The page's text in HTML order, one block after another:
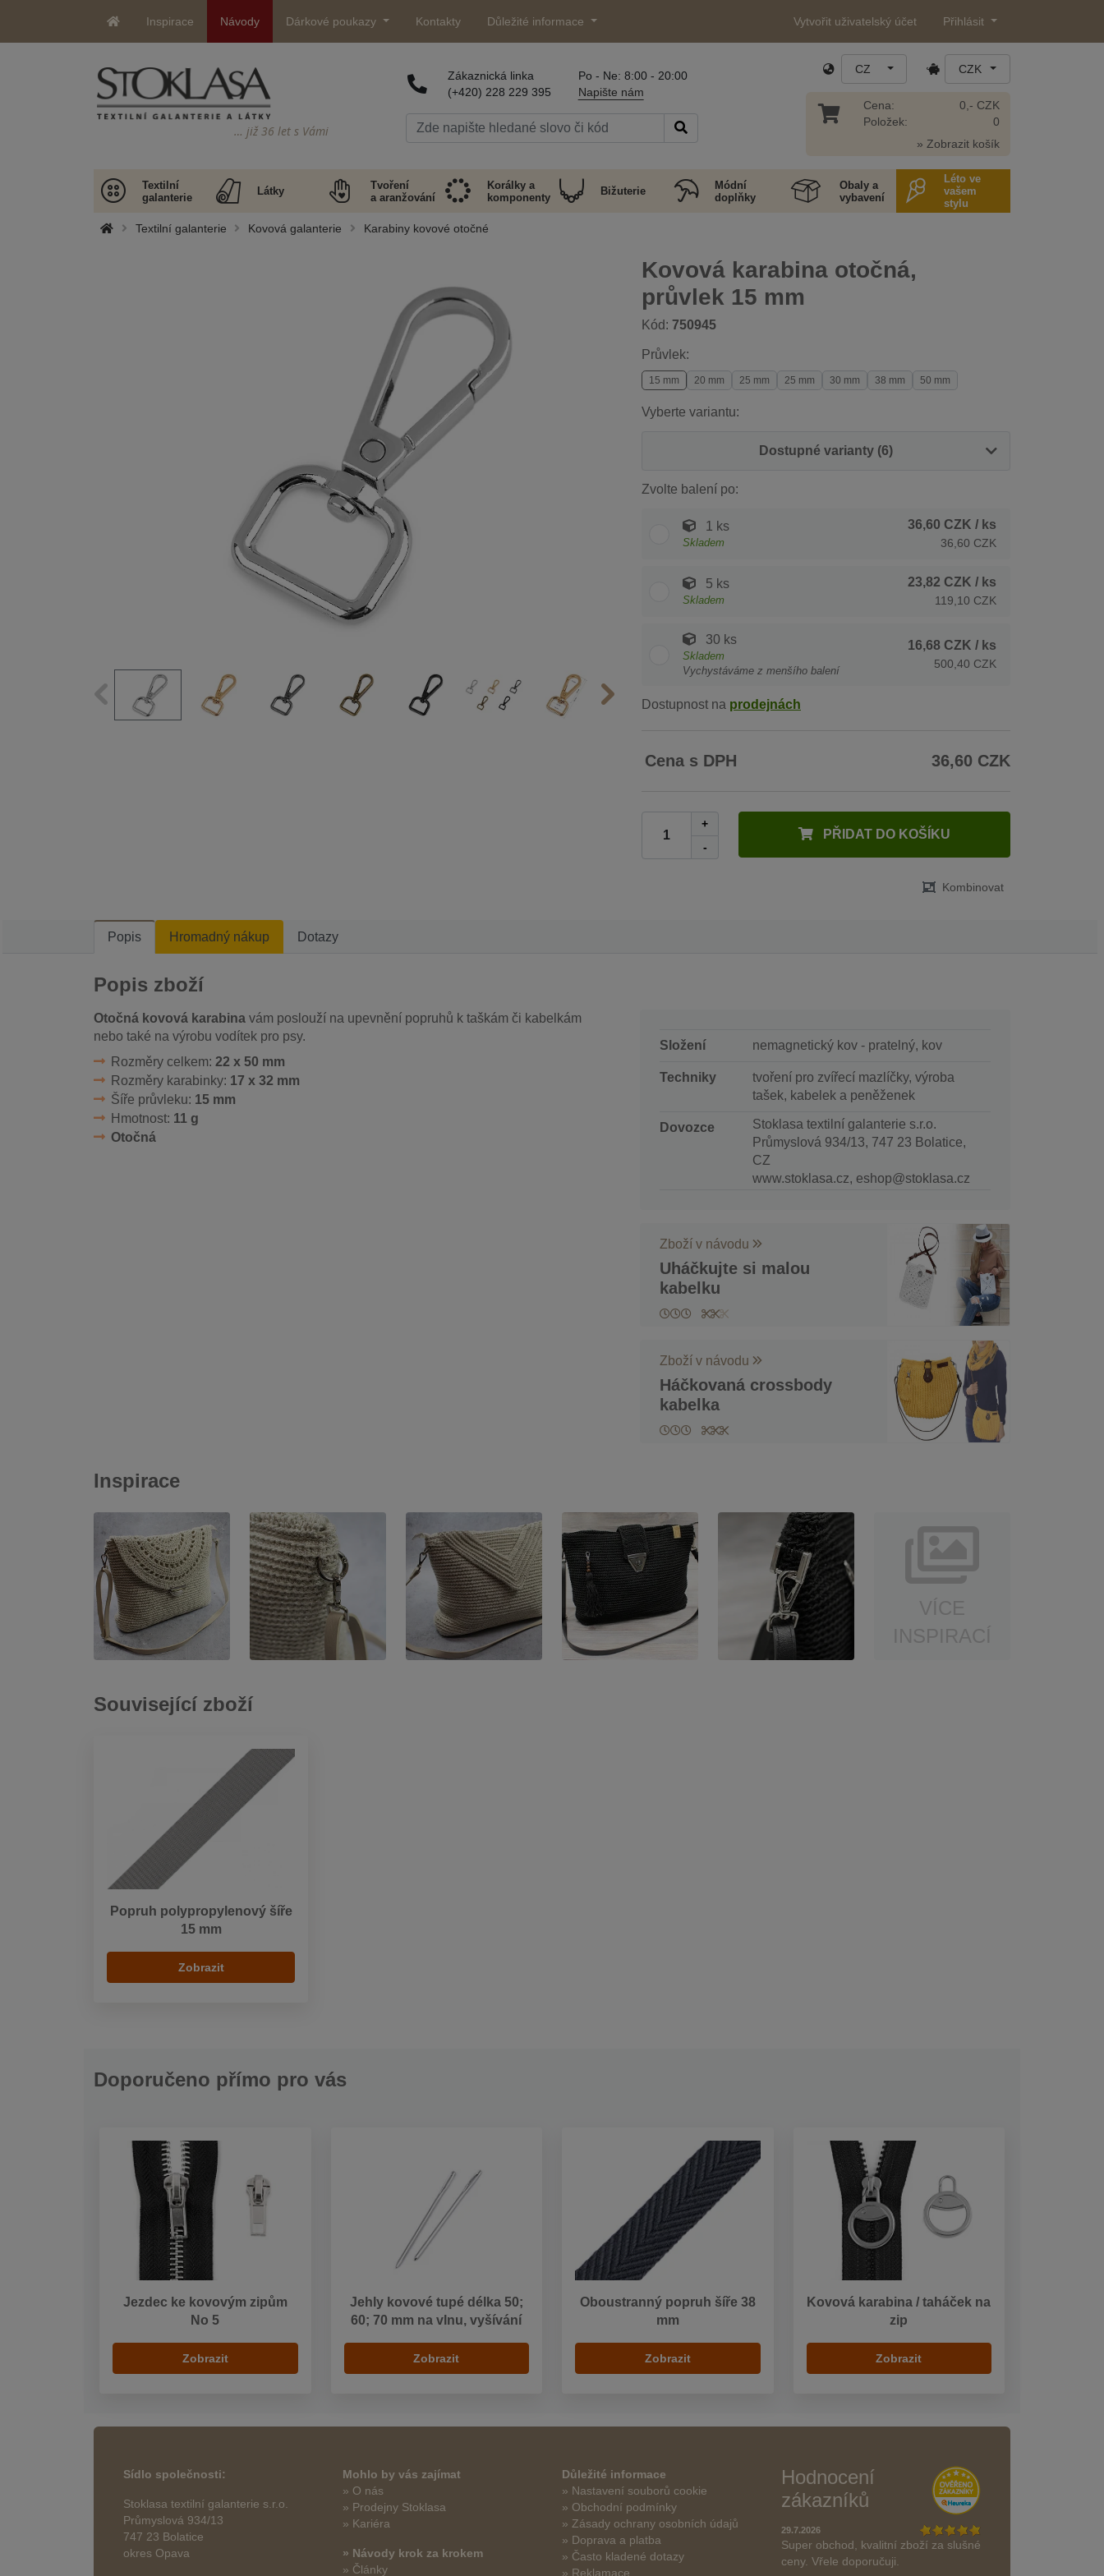
Inspirace Návody Dárkové poukazy Kontakty Důležité informace Vytvořit uživatelský účet Přihlásit
… již 36 let s Vámi
Zákaznická linka
(+420) 228 229 395
Po - Ne: 8:00 - 20:00
Napište nám
CZ CZK
Cena:
Položek:
0,- CZK
0
» Zobrazit košík
Textilní
galanterie
Látky
Tvoření
a aranžování
Korálky a
komponenty
Bižuterie
Módní
doplňky
Obaly a
vybavení
Léto ve
vašem
stylu
Textilní galanterie Kovová galanterie Karabiny kovové otočné
Kovová karabina otočná,
průvlek 15 mm
Kód: 750945
Průvlek:
15 mm 20 mm 25 mm 25 mm 30 mm 38 mm 50 mm
Vyberte variantu:
Dostupné varianty (6)
Zvolte balení po:
1 ks
Skladem
36,60 CZK / ks
36,60 CZK
5 ks
Skladem
23,82 CZK / ks
119,10 CZK
30 ks
Skladem
Vychystáváme z menšího balení
16,68 CZK / ks
500,40 CZK
Dostupnost na prodejnách
Cena s DPH 36,60 CZK
+
-
PŘIDAT DO KOŠÍKU
Kombinovat
Popis Hromadný nákup Dotazy
Popis zboží
Otočná kovová karabina vám poslouží na upevnění popruhů k taškám či kabelkám
nebo také na výrobu vodítek pro psy.
Rozměry celkem: 22 x 50 mm
Rozměry karabinky: 17 x 32 mm
Šíře průvleku: 15 mm
Hmotnost: 11 g
Otočná
Složení nemagnetický kov - pratelný, kov
Techniky
tvoření pro zvířecí mazlíčky, výroba
tašek, kabelek a peněženek
Dovozce
Stoklasa textilní galanterie s.r.o.
Průmyslová 934/13, 747 23 Bolatice,
CZ
www.stoklasa.cz, eshop@stoklasa.cz
Zboží v návodu
Uháčkujte si malou
kabelku
Zboží v návodu
Háčkovaná crossbody
kabelka
Inspirace
Související zboží
Popruh polypropylenový šíře
15 mm
Zobrazit
Doporučeno přímo pro vás
Jezdec ke kovovým zipům
No 5
Zobrazit
Jehly kovové tupé délka 50;
60; 70 mm na vlnu, vyšívání
Zobrazit
Oboustranný popruh šíře 38
mm
Zobrazit
Kovová karabina / taháček na
zip
Zobrazit
Sídlo společnosti:
Stoklasa textilní galanterie s.r.o.
Průmyslová 934/13
747 23 Bolatice
okres Opava
Mohlo by vás zajímat
» O nás
» Prodejny Stoklasa
» Kariéra
» Návody krok za krokem
» Články
Důležité informace
» Nastavení souborů cookie
» Obchodní podmínky
» Zásady ochrany osobních údajů
» Doprava a platba
» Často kladené dotazy
» Reklamace
Hodnocení
zákazníků
29.7.2026
Super obchod, kvalitní zboží za slušné
ceny. Vřele doporučuji.